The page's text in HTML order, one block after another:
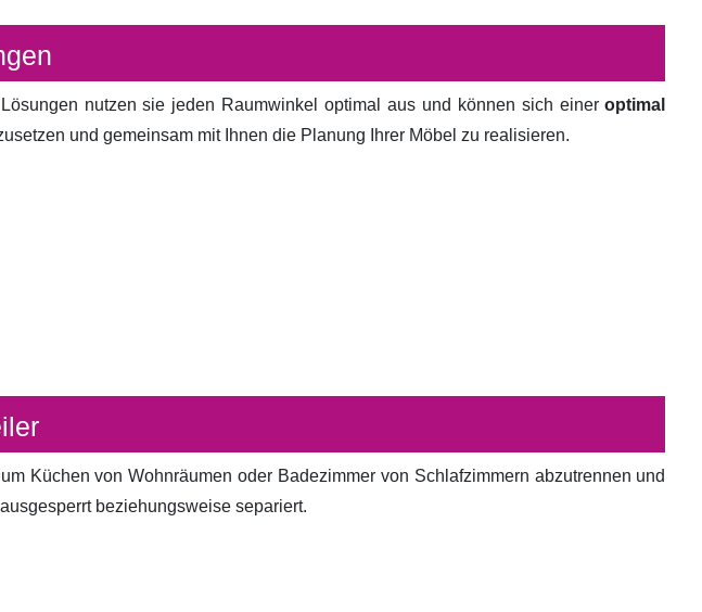
nutzen sie jeden Raumwinkel optimal aus und können sich eineroptimal
und gemeinsam mit Ihnen die Planung Ihrer Möbel zu realisieren.
Küchen von Wohnräumen oder Badezimmer von Schlafzimmern abzutrennen und
beziehungsweise separiert.